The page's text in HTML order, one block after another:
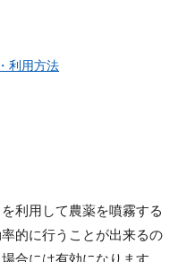
利用方法
利用して農薬を噴霧する
的に行うことが出来るの